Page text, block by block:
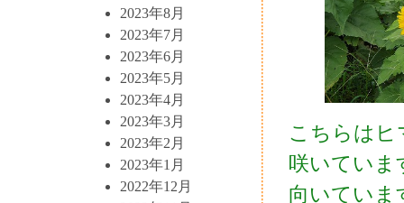
2023年8月
2023年7月
2023年6月
2023年5月
2023年4月
2023年3月
2023年2月
2023年1月
2022年12月
こちらはヒ
咲いていま
向いていま